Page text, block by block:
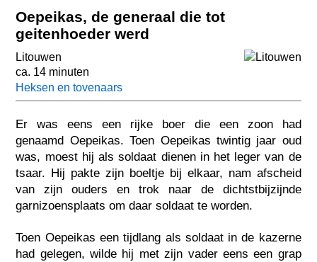
Oepeikas, de generaal die tot
geitenhoeder werd
Litouwen
ca. 14 minuten
Heksen en tovenaars
Er was eens een rijke boer die een zoon had
genaamd Oepeikas. Toen Oepeikas twintig jaar oud
was, moest hij als soldaat dienen in het leger van de
tsaar. Hij pakte zijn boeltje bij elkaar, nam afscheid
van zijn ouders en trok naar de dichtstbijzijnde
garnizoensplaats om daar soldaat te worden.
Toen Oepeikas een tijdlang als soldaat in de kazerne
had gelegen, wilde hij met zijn vader eens een grap